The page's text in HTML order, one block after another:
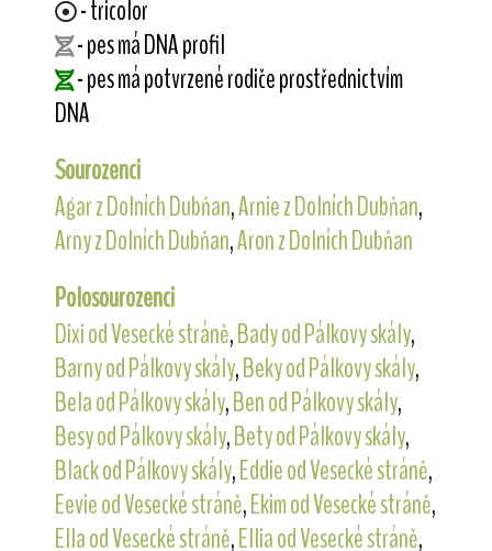
- tricolor
- pes má DNA profil
- pes má potvrzené rodiče prostřednictvím
DNA
Sourozenci
Agar z Dolních Dubňan,Arnie z Dolních Dubňan,
Arny z Dolních Dubňan,Aron z Dolních Dubňan
Polosourozenci
Dixi od Vesecké stráně,Bady od Pálkovy skály,
Barny od Pálkovy skály,Beky od Pálkovy skály,
Bela od Pálkovy skály,Ben od Pálkovy skály,
Besy od Pálkovy skály,Bety od Pálkovy skály,
Black od Pálkovy skály,Eddie od Vesecké stráně,
Eevie od Vesecké stráně,Ekim od Vesecké stráně,
Ella od Vesecké stráně,Ellia od Vesecké stráně,